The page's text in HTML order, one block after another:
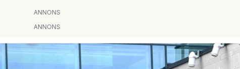
ANNONS
ANNONS